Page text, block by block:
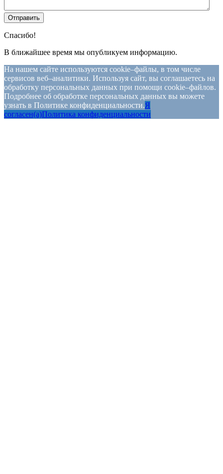
Спасибо!
В ближайшее время мы опубликуем информацию.
На нашем сайте используются cookie–файлы, в том числе
сервисов веб–аналитики. Используя сайт, вы соглашаетесь на
обработку персональных данных при помощи cookie–файлов.
Подробнее об обработке персональных данных вы можете
узнать в Политике конфиденциальности.Я
согласен(а)Политика конфиденциальности